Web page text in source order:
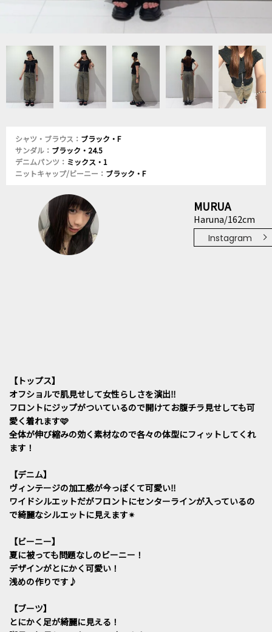
シャツ・ブラウス： ブラック・F
サンダル： ブラック・24.5
デニムパンツ： ミックス・1
ニットキャップ/ビーニー： ブラック・F
MURUA
Haruna/162cm
Instagram
【トップス】
オフショルで肌見せして女性らしさを演出‼︎
フロントにジップがついているので開けてお腹チラ見せしても可
愛く着れます🩷
全体が伸び縮みの効く素材なので各々の体型にフィットしてくれ
ます！
【デニム】
ヴィンテージの加工感が今っぽくて可愛い‼︎
ワイドシルエットだがフロントにセンターラインが入っているの
で綺麗なシルエットに見えます✴︎
【ビーニー】
夏に被っても問題なしのビーニー！
デザインがとにかく可愛い！
浅めの作りです♪
【ブーツ】
とにかく足が綺麗に見える！